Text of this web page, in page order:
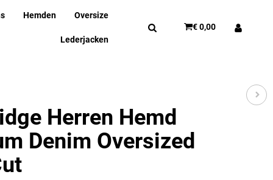
Hemden Oversize
Lederjacken
€ 0,00
Herren Hemd
Denim Oversized